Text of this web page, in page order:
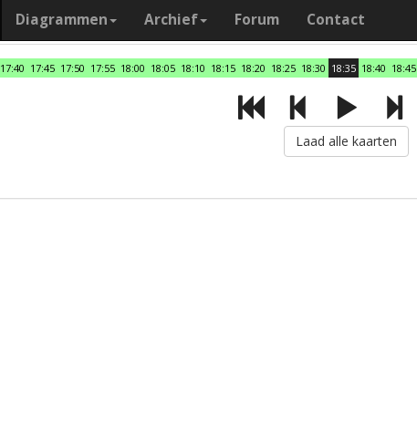
Diagrammen Archief Forum Contact
17:40 17:45 17:50 17:55 18:00 18:05 18:10 18:15 18:20 18:25 18:30 18:35 18:40 18:45
Laad alle kaarten